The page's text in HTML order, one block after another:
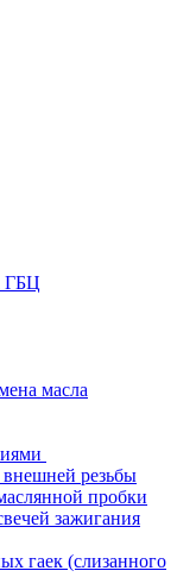
ГБЦ
масла
внешней резьбы
пробки
зажигания
гаек (слизанного